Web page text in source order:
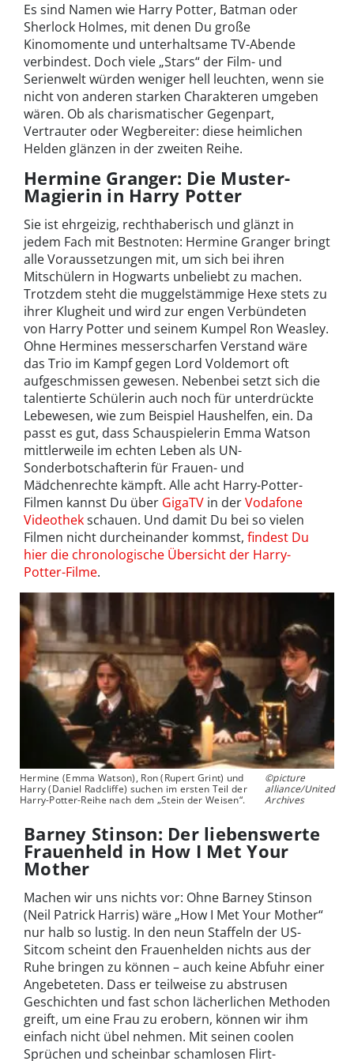
Es sind Namen wie Harry Potter, Batman oder
Sherlock Holmes, mit denen Du große
Kinomomente und unterhaltsame TV-Abende
verbindest. Doch viele „Stars“ der Film- und
Serienwelt würden weniger hell leuchten, wenn sie
nicht von anderen starken Charakteren umgeben
wären. Ob als charismatischer Gegenpart,
Vertrauter oder Wegbereiter: diese heimlichen
Helden glänzen in der zweiten Reihe.
Hermine Granger: Die Muster-
Magierin in Harry Potter
Sie ist ehrgeizig, rechthaberisch und glänzt in
jedem Fach mit Bestnoten: Hermine Granger bringt
alle Voraussetzungen mit, um sich bei ihren
Mitschülern in Hogwarts unbeliebt zu machen.
Trotzdem steht die muggelstämmige Hexe stets zu
ihrer Klugheit und wird zur engen Verbündeten
von Harry Potter und seinem Kumpel Ron Weasley.
Ohne Hermines messerscharfen Verstand wäre
das Trio im Kampf gegen Lord Voldemort oft
aufgeschmissen gewesen. Nebenbei setzt sich die
talentierte Schülerin auch noch für unterdrückte
Lebewesen, wie zum Beispiel Haushelfen, ein. Da
passt es gut, dass Schauspielerin Emma Watson
mittlerweile im echten Leben als UN-
Sonderbotschafterin für Frauen- und
Mädchenrechte kämpft. Alle acht Harry-Potter-
Filmen kannst Du über GigaTV in derVodafone
Videothekschauen. Und damit Du bei so vielen
Filmen nicht durcheinander kommst, findest Du
hier die chronologische Übersicht der Harry-
Potter-Filme.
Hermine (Emma Watson), Ron (Rupert Grint) und
Harry (Daniel Radcliffe) suchen im ersten Teil der
Harry-Potter-Reihe nach dem „Stein der Weisen“.
©picture
alliance/United
Archives
Barney Stinson: Der liebenswerte
Frauenheld in How I Met Your
Mother
Machen wir uns nichts vor: Ohne Barney Stinson
(Neil Patrick Harris) wäre „How I Met Your Mother“
nur halb so lustig. In den neun Staffeln der US-
Sitcom scheint den Frauenhelden nichts aus der
Ruhe bringen zu können – auch keine Abfuhr einer
Angebeteten. Dass er teilweise zu abstrusen
Geschichten und fast schon lächerlichen Methoden
greift, um eine Frau zu erobern, können wir ihm
einfach nicht übel nehmen. Mit seinen coolen
Sprüchen und scheinbar schamlosen Flirt-